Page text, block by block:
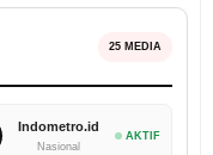
25 MEDIA
Indometro.id
Nasional
AKTIF